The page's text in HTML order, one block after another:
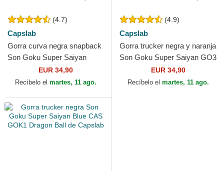
(4.7)
Capslab
Gorra curva negra snapback
Son Goku Super Saiyan
GO2 Dragon Ball de Capslab
EUR 34,90
Recíbelo el martes, 11 ago.
(4.9)
Capslab
Gorra trucker negra y naranja
Son Goku Super Saiyan GO3
Dragon Ball de Capslab
EUR 34,90
Recíbelo el martes, 11 ago.